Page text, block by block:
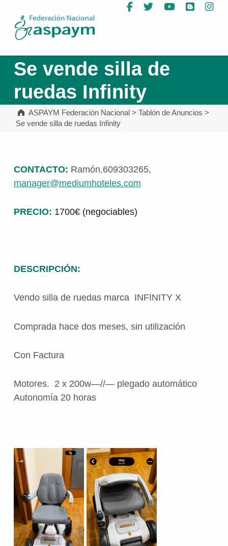
Facebook
TwitterYouTube
Blog
Se vende silla de
ruedas Infinity
ASPAYM Federación Nacional >Tablón de Anuncios >
Se vende silla de ruedas Infinity
CONTACTO: Ramón,609303265,
manager@mediumhoteles.com
PRECIO: 1700€ (negociables)
DESCRIPCIÓN:
Vendo silla de ruedas marca INFINITY X
Comprada hace dos meses, sin utilización
Con Factura
Motores. 2 x 200w—//— plegado automático
Autonomía 20 horas